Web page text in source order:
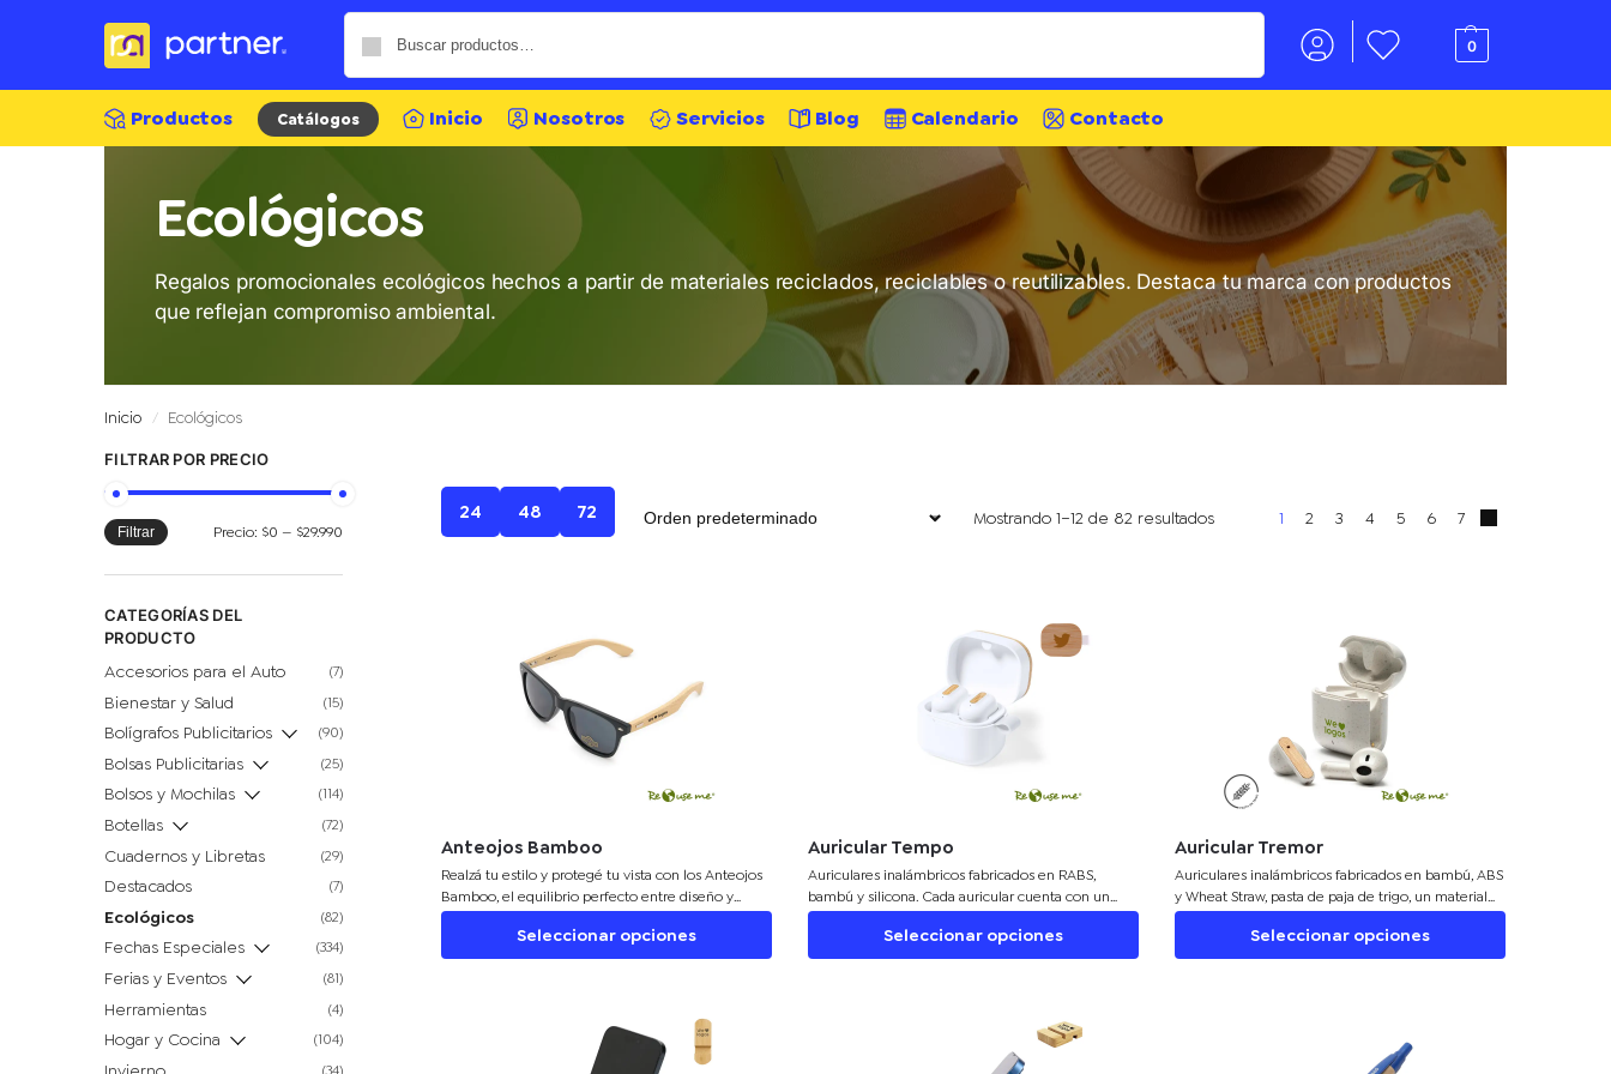
0
Productos Catálogos Inicio Nosotros Servicios Blog Calendario Contacto
Ecológicos
Regalos promocionales ecológicos hechos a partir de materiales reciclados, reciclables o reutilizables. Destaca tu marca con productos
que reflejan compromiso ambiental.
Inicio / Ecológicos
Mostrando 1–12 de 82 resultados 1 2 3 4 5 6 7
24 48 72
Anteojos Bamboo
Realzá tu estilo y protegé tu vista con los Anteojos
Bamboo, el equilibrio perfecto entre diseño y
funcionalidad. Su estructura combina materiales de
alta calidad, fusionando PVC / ABS con elegantes
detalles en bambú, lo que les otorga un acabado
los rayos solares, cuidando la salud de tus ojos en
cada momento del día. Ideales para usar en la
ciudad, la playa o la montaña, se convertirán en tu
Seleccionar opciones
Auricular Tempo
Auriculares inalámbricos fabricados en RABS,
bambú y silicona. Cada auricular cuenta con un
botón touch que permite contestar y finalizar
llamadas, reproducir y pausar música, cambiar a la
siguiente o anterior canción. Tienen tecnología
de 300 mAh, el cual se carga a través de un cable
usb c. Los auriculares cuentan con almohadillas de
diferentes tamaños. Viene dentro de una caja de
Seleccionar opciones
Auricular Tremor
Auriculares inalámbricos fabricados en bambú, ABS
y Wheat Straw, pasta de paja de trigo, un material
sustentable que reduce el consumo de plásticos
vírgenes. Cada auricular cuenta con un botón
touch que permite: contestar y finalizar llamadas,
5.3, una duración de batería de aproximadamente
3.5 horas y un estuche de carga de 200 mAh, el
Seleccionar opciones
FILTRAR POR PRECIO
Filtrar Precio: $0 — $29.990
CATEGORÍAS DEL
PRODUCTO
Accesorios para el Auto (7)
Bienestar y Salud (15)
Bolígrafos Publicitarios (90)
Bolsas Publicitarias (25)
Bolsos y Mochilas (114)
Botellas (72)
Cuadernos y Libretas (29)
Destacados (7)
Ecológicos (82)
Fechas Especiales (334)
Ferias y Eventos (81)
Herramientas (4)
Hogar y Cocina (104)
(34)